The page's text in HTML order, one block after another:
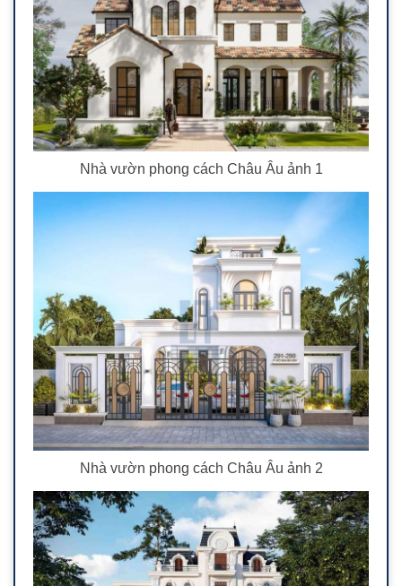
Nhà vườn phong cách Châu Âu ảnh 1
Nhà vườn phong cách Châu Âu ảnh 2